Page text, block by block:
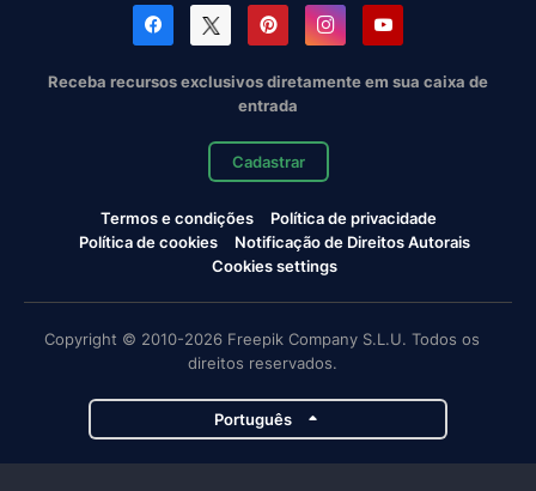
Receba recursos exclusivos diretamente em sua caixa de
entrada
Cadastrar
Termos e condições
Política de privacidade
Política de cookies
Notificação de Direitos Autorais
Cookies settings
Copyright © 2010-2026 Freepik Company S.L.U. Todos os
direitos reservados.
Português